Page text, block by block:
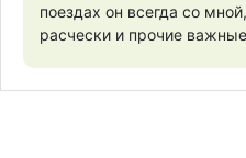
поездах он всегда со
расчески и прочие